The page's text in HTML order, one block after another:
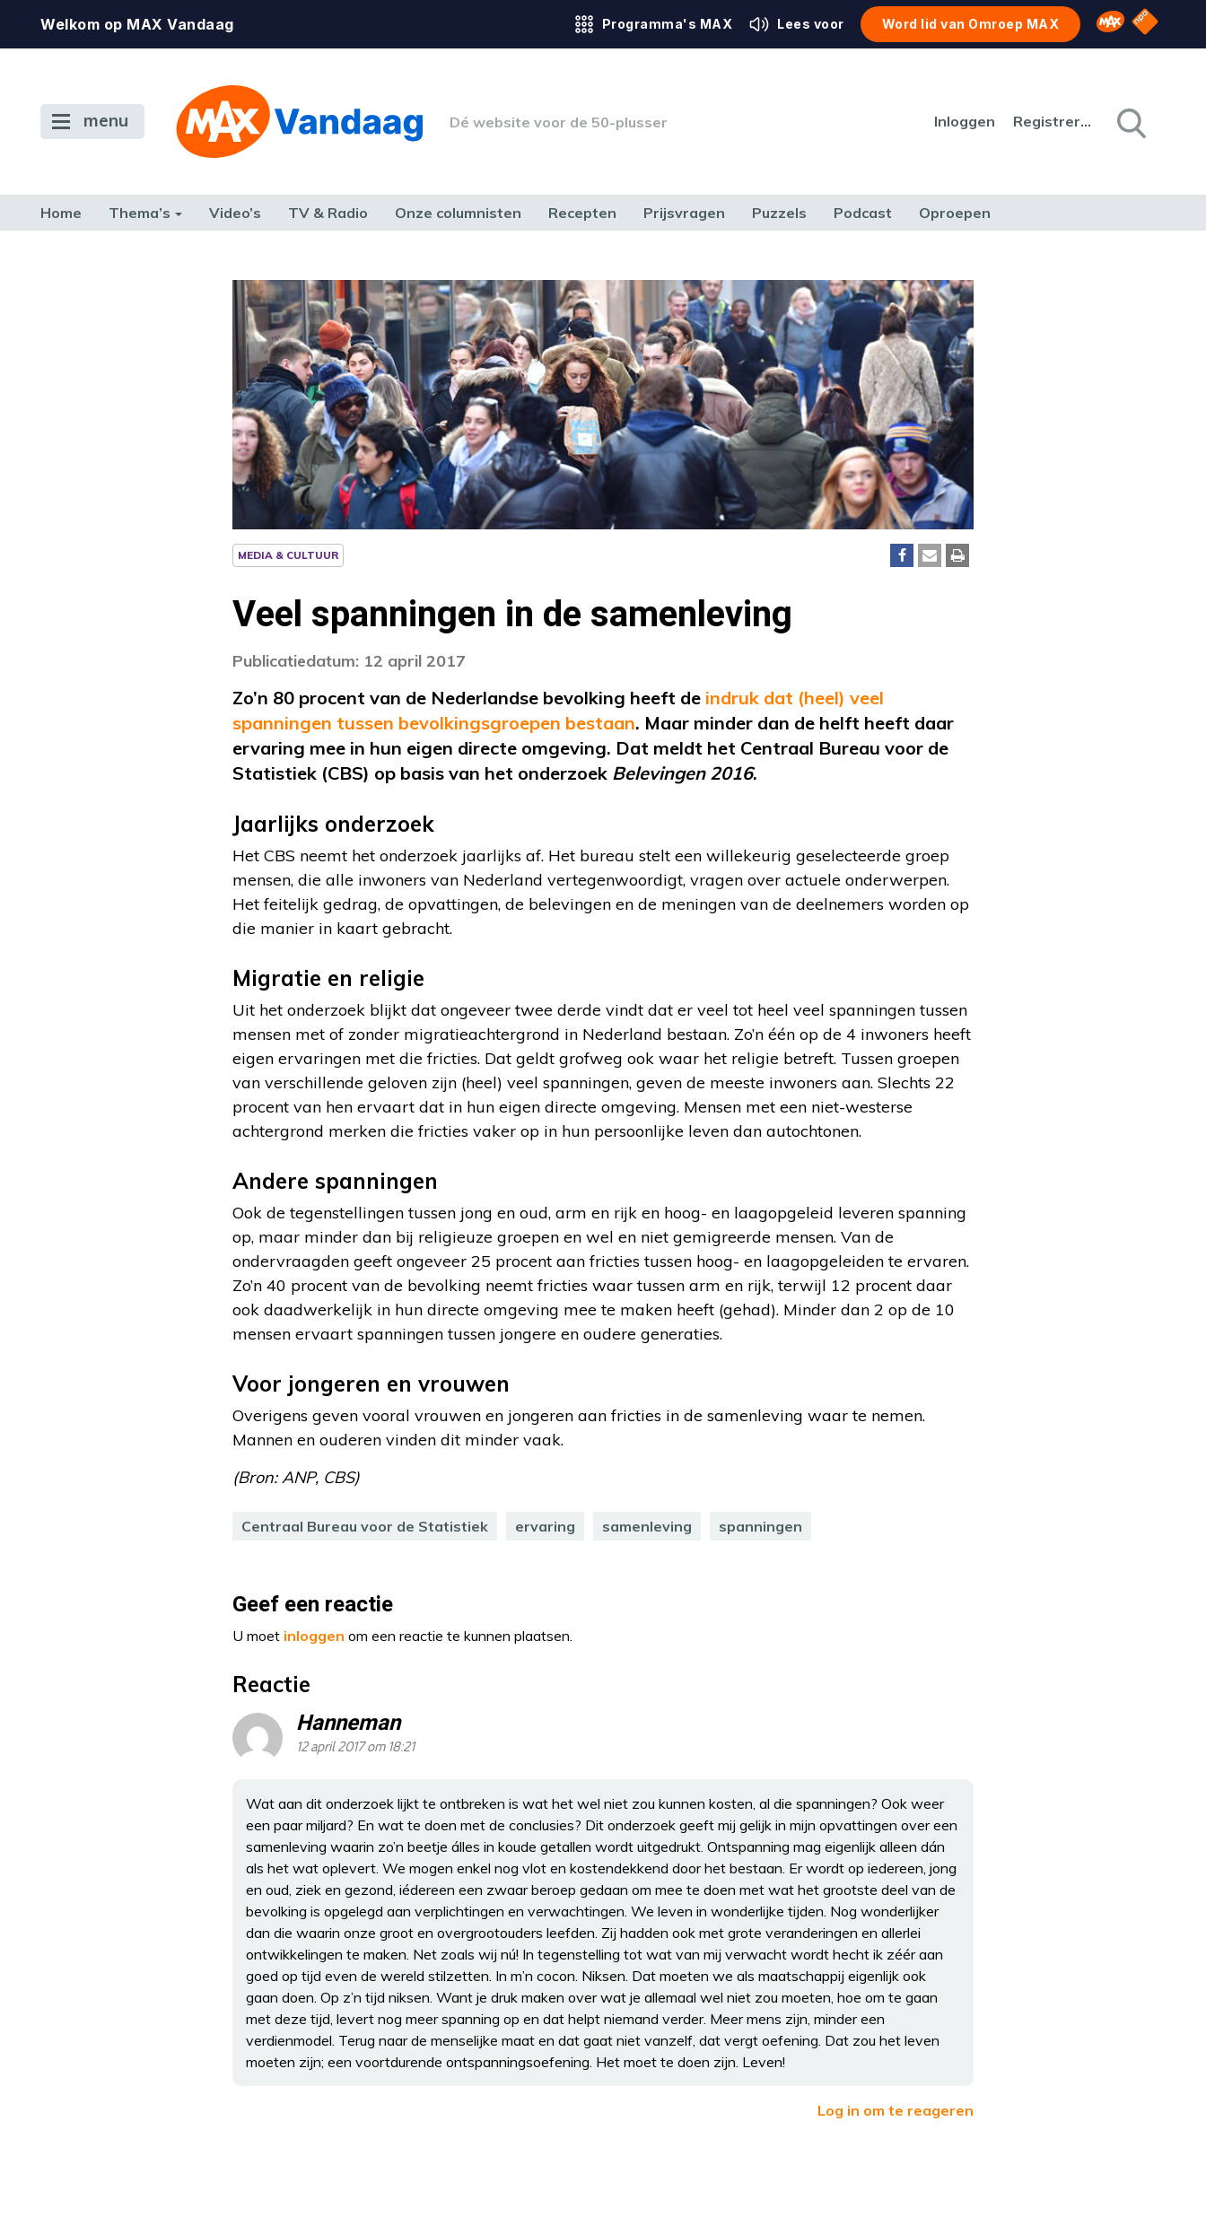
Welkom op MAX Vandaag Programma's MAX Lees voor Word lid van Omroep MAX Omroep MAX
NPO
menu Dé website voor de 50-plusser Inloggen Registreren
Home Thema’s Video’s TV & Radio Onze columnisten Recepten Prijsvragen Puzzels Podcast Oproepen
MEDIA & CULTUUR
Veel spanningen in de samenleving
Publicatiedatum: 12 april 2017
Zo’n 80 procent van de Nederlandse bevolking heeft de indruk dat (heel) veel
spanningen tussen bevolkingsgroepen bestaan. Maar minder dan de helft heeft daar
ervaring mee in hun eigen directe omgeving. Dat meldt het Centraal Bureau voor de
Statistiek (CBS) op basis van het onderzoek Belevingen 2016.
Jaarlijks onderzoek
Het CBS neemt het onderzoek jaarlijks af. Het bureau stelt een willekeurig geselecteerde groep
mensen, die alle inwoners van Nederland vertegenwoordigt, vragen over actuele onderwerpen.
Het feitelijk gedrag, de opvattingen, de belevingen en de meningen van de deelnemers worden op
die manier in kaart gebracht.
Migratie en religie
Uit het onderzoek blijkt dat ongeveer twee derde vindt dat er veel tot heel veel spanningen tussen
mensen met of zonder migratieachtergrond in Nederland bestaan. Zo’n één op de 4 inwoners heeft
eigen ervaringen met die fricties. Dat geldt grofweg ook waar het religie betreft. Tussen groepen
van verschillende geloven zijn (heel) veel spanningen, geven de meeste inwoners aan. Slechts 22
procent van hen ervaart dat in hun eigen directe omgeving. Mensen met een niet-westerse
achtergrond merken die fricties vaker op in hun persoonlijke leven dan autochtonen.
Andere spanningen
Ook de tegenstellingen tussen jong en oud, arm en rijk en hoog- en laagopgeleid leveren spanning
op, maar minder dan bij religieuze groepen en wel en niet gemigreerde mensen. Van de
ondervraagden geeft ongeveer 25 procent aan fricties tussen hoog- en laagopgeleiden te ervaren.
Zo’n 40 procent van de bevolking neemt fricties waar tussen arm en rijk, terwijl 12 procent daar
ook daadwerkelijk in hun directe omgeving mee te maken heeft (gehad). Minder dan 2 op de 10
mensen ervaart spanningen tussen jongere en oudere generaties.
Voor jongeren en vrouwen
Overigens geven vooral vrouwen en jongeren aan fricties in de samenleving waar te nemen.
Mannen en ouderen vinden dit minder vaak.
(Bron: ANP, CBS)
Centraal Bureau voor de Statistiek ervaring samenleving spanningen
Geef een reactie
U moet inloggen om een reactie te kunnen plaatsen.
Reactie
Hanneman
12 april 2017 om 18:21
Wat aan dit onderzoek lijkt te ontbreken is wat het wel niet zou kunnen kosten, al die spanningen? Ook weer
een paar miljard? En wat te doen met de conclusies? Dit onderzoek geeft mij gelijk in mijn opvattingen over een
samenleving waarin zo’n beetje álles in koude getallen wordt uitgedrukt. Ontspanning mag eigenlijk alleen dán
als het wat oplevert. We mogen enkel nog vlot en kostendekkend door het bestaan. Er wordt op iedereen, jong
en oud, ziek en gezond, iédereen een zwaar beroep gedaan om mee te doen met wat het grootste deel van de
bevolking is opgelegd aan verplichtingen en verwachtingen. We leven in wonderlijke tijden. Nog wonderlijker
dan die waarin onze groot en overgrootouders leefden. Zij hadden ook met grote veranderingen en allerlei
ontwikkelingen te maken. Net zoals wij nú! In tegenstelling tot wat van mij verwacht wordt hecht ik zéér aan
goed op tijd even de wereld stilzetten. In m’n cocon. Niksen. Dat moeten we als maatschappij eigenlijk ook
gaan doen. Op z’n tijd niksen. Want je druk maken over wat je allemaal wel niet zou moeten, hoe om te gaan
met deze tijd, levert nog meer spanning op en dat helpt niemand verder. Meer mens zijn, minder een
verdienmodel. Terug naar de menselijke maat en dat gaat niet vanzelf, dat vergt oefening. Dat zou het leven
moeten zijn; een voortdurende ontspanningsoefening. Het moet te doen zijn. Leven!
Log in om te reageren